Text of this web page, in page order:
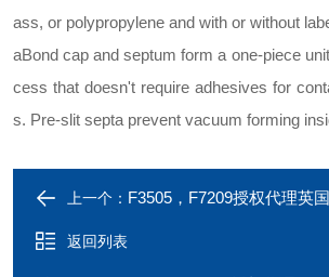
ass, or polypropylene and with or without
aBond cap and septum form a one-piece
cess that doesn't require adhesives for
s. Pre-slit septa prevent vacuum forming
上一个： F3505，F7209授权代理英国Techne
返回列表